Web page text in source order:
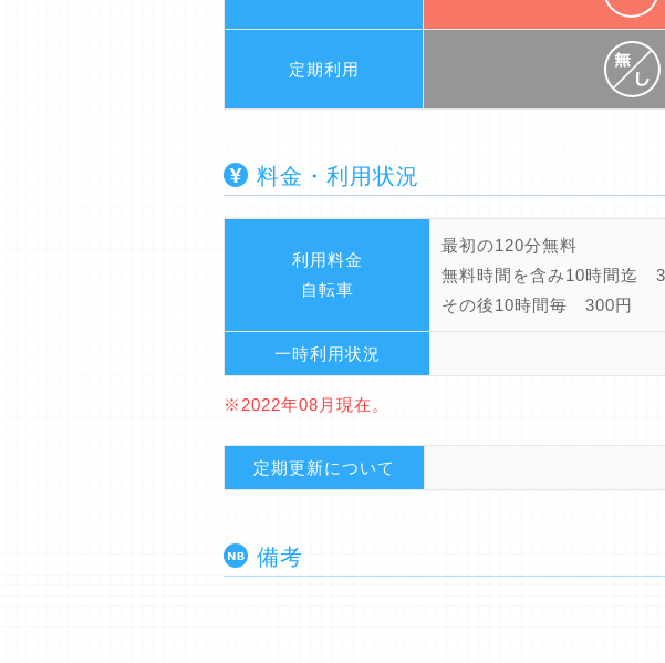
定期利用
料金・利用状況
利用料金
自転車
最初の120分無料
無料時間を含み10時間迄
その後10時間毎 300円
一時利用状況
※2022年08月現在。
定期更新について
備考